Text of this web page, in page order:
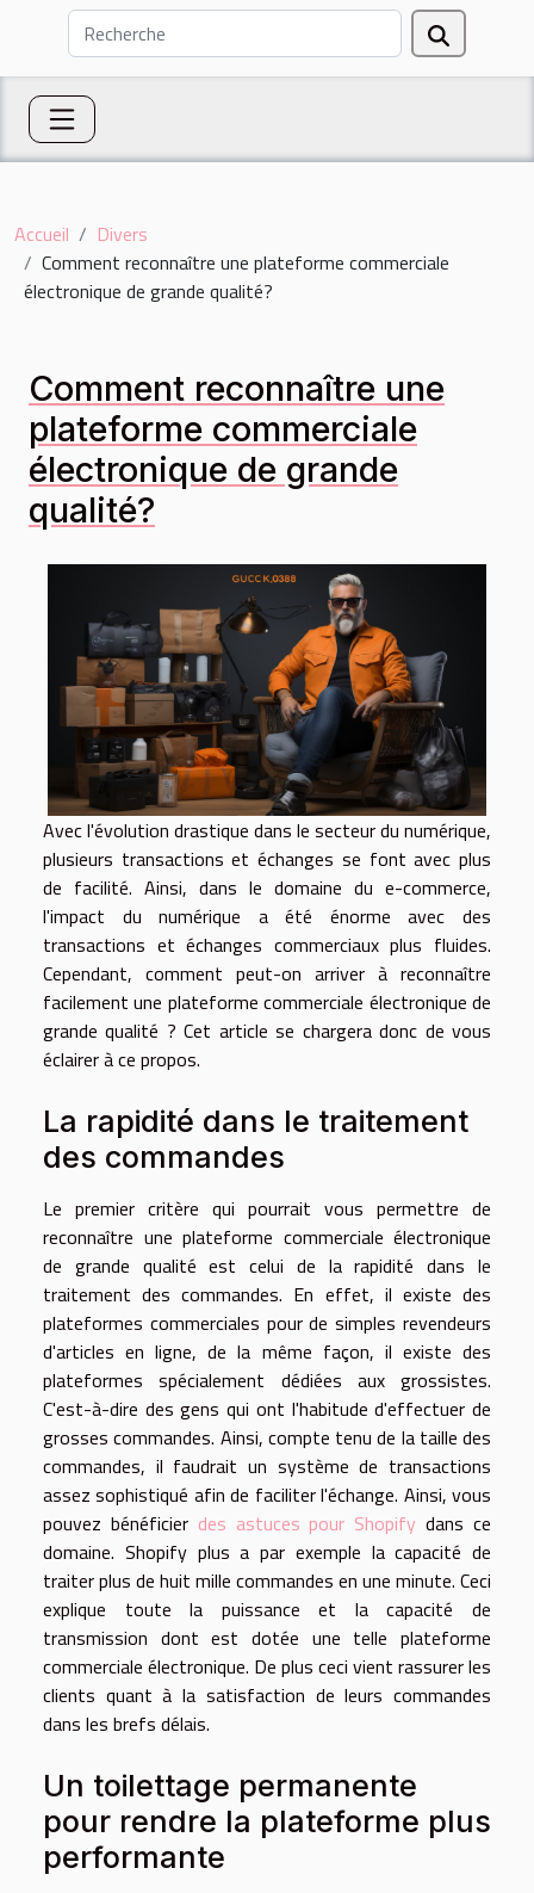
Accueil
Divers
Comment reconnaître une plateforme commerciale
électronique de grande qualité?
Comment reconnaître une
plateforme commerciale
électronique de grande
qualité?
Avec l'évolution drastique dans le secteur du numérique,
plusieurs transactions et échanges se font avec plus
de facilité. Ainsi, dans le domaine du e-commerce,
l'impact du numérique a été énorme avec des
transactions et échanges commerciaux plus fluides.
Cependant, comment peut-on arriver à reconnaître
facilement une plateforme commerciale électronique de
grande qualité ? Cet article se chargera donc de vous
éclairer à ce propos.
La rapidité dans le traitement
des commandes
Le premier critère qui pourrait vous permettre de
reconnaître une plateforme commerciale électronique
de grande qualité est celui de la rapidité dans le
traitement des commandes. En effet, il existe des
plateformes commerciales pour de simples revendeurs
d'articles en ligne, de la même façon, il existe des
plateformes spécialement dédiées aux grossistes.
C'est-à-dire des gens qui ont l'habitude d'effectuer de
grosses commandes. Ainsi, compte tenu de la taille des
commandes, il faudrait un système de transactions
assez sophistiqué afin de faciliter l'échange. Ainsi, vous
pouvez bénéficier des astuces pour Shopify dans ce
domaine. Shopify plus a par exemple la capacité de
traiter plus de huit mille commandes en une minute. Ceci
explique toute la puissance et la capacité de
transmission dont est dotée une telle plateforme
commerciale électronique. De plus ceci vient rassurer les
clients quant à la satisfaction de leurs commandes
dans les brefs délais.
Un toilettage permanente
pour rendre la plateforme plus
performante